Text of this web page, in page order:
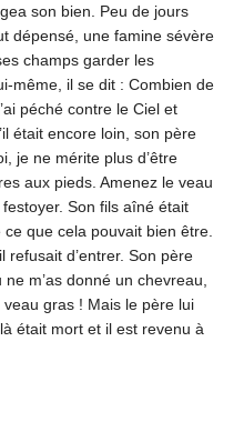
son bien. Peu de jours
dépensé, une famine sévère
champs garder les
même, il se dit : Combien de
péché contre le Ciel et
était encore loin, son père
je ne mérite plus d’être
aux pieds. Amenez le veau
Son fils aîné était
que cela pouvait bien être.
refusait d’entrer. Son père
m’as donné un chevreau,
gras ! Mais le père lui
était mort et il est revenu à